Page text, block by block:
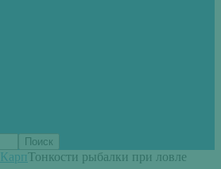
КарпТонкости рыбалки при ловле